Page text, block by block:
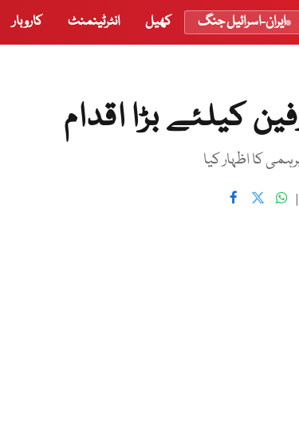
ایران-اسرائیل جنگ کھیل انٹرٹینمنٹ کاروبار
کیلئے بڑا اقدام
کا اظہار کیا
|